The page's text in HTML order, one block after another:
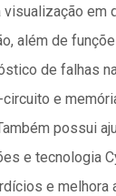
em
além de
de falhas
e
possui
e tecnologia
e melhora